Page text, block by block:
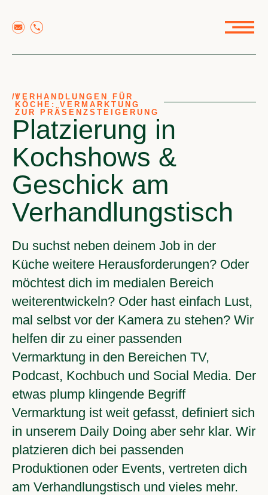
//VERHANDLUNGEN FÜR
KÖCHE: VERMARKTUNG
ZUR PRÄSENZSTEIGERUNG
Platzierung in
Kochshows &
Geschick am
Verhandlungstisch
Du suchst neben deinem Job in der
Küche weitere Herausforderungen? Oder
möchtest dich im medialen Bereich
weiterentwickeln? Oder hast einfach Lust,
mal selbst vor der Kamera zu stehen? Wir
helfen dir zu einer passenden
Vermarktung in den Bereichen TV,
Podcast, Kochbuch und Social Media. Der
etwas plump klingende Begriff
Vermarktung ist weit gefasst, definiert sich
in unserem Daily Doing aber sehr klar. Wir
platzieren dich bei passenden
Produktionen oder Events, vertreten dich
am Verhandlungstisch und vieles mehr.